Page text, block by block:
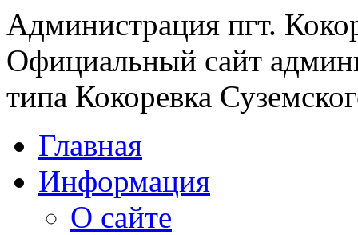
Администрация пгт.
Официальный сайт
типа Кокоревка
Главная
Информация
О сайте